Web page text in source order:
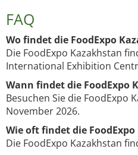
FAQ
Wo findet die FoodExpo
Die FoodExpo Kazakhstan
International Exhibition
Wann findet die FoodExpo
Besuchen Sie die FoodExpo
November 2026.
Wie oft findet die
Die FoodExpo Kazakhstan